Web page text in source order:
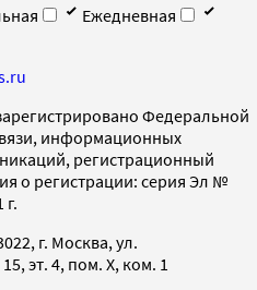
Ежедневная
Федеральной
информационных
регистрационный
о регистрации: серия Эл №
г. Москва, ул.
эт. 4, пом. X, ком. 1